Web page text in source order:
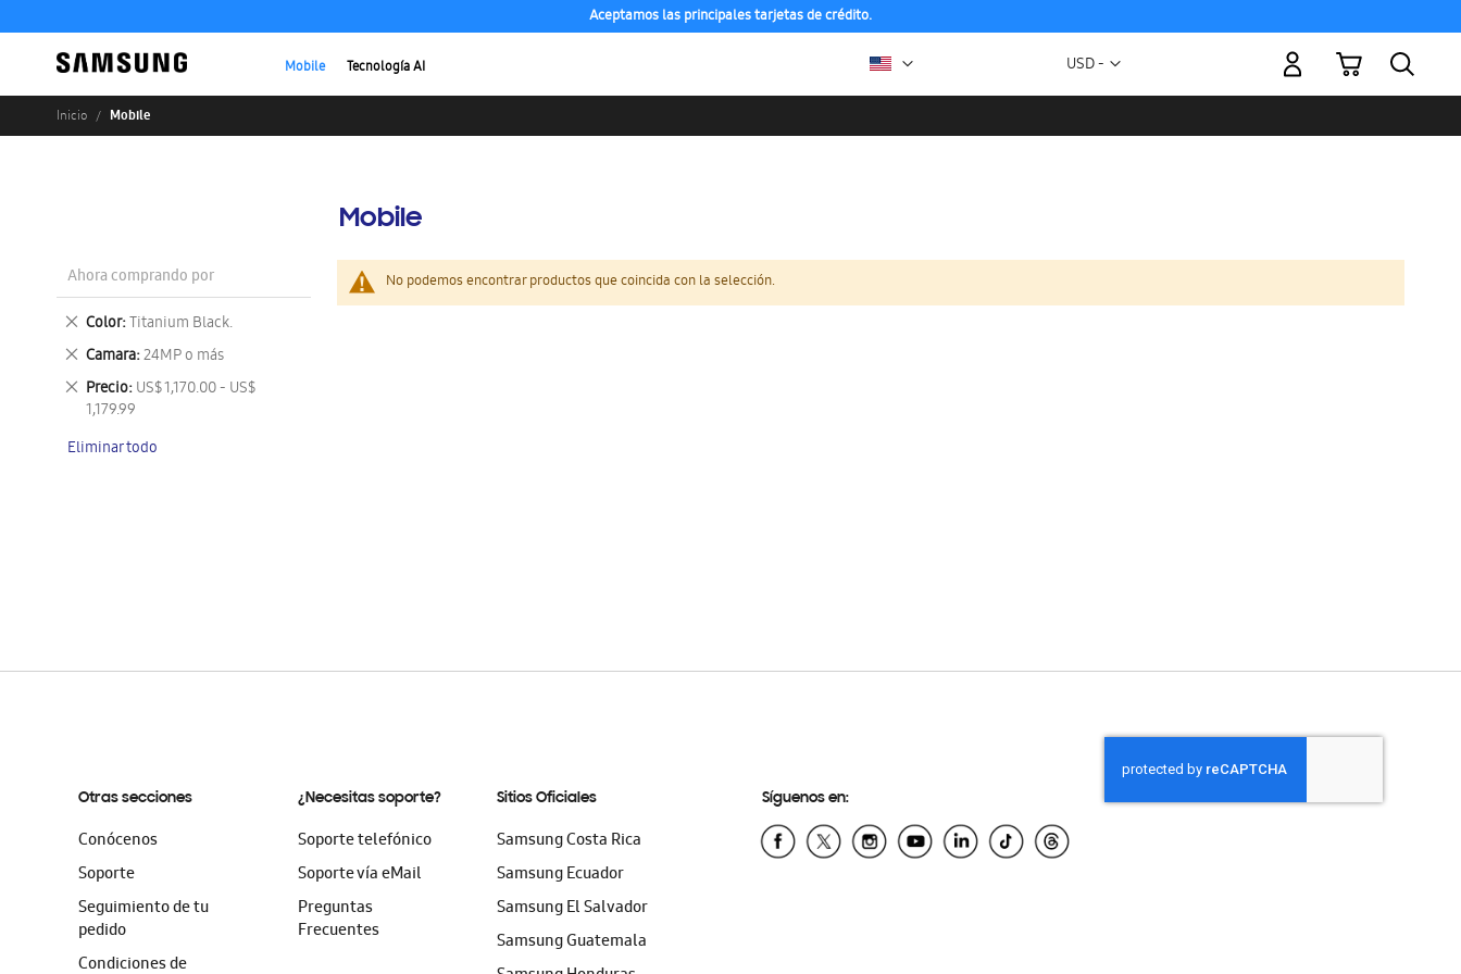
Aceptamos las principales tarjetas de crédito.
Mobile Tecnología AI Moneda
USD -
Mi carrito
Inicio Mobile
Mobile
No podemos encontrar productos que coincida con la selección.
Ahora comprando por
Color Titanium Black.
Eliminar
este
artículo
Camara 24MP o más
Eliminar
este
artículo
Precio US$ 1,170.00 - US$
1,179.99
Eliminar
este
Eliminar todo
Otras secciones
Conócenos
Soporte
Seguimiento de tu
pedido
Condiciones de
¿Necesitas soporte?
Soporte telefónico
Soporte vía eMail
Preguntas
Frecuentes
Sitios Oficiales
Samsung Costa Rica
Samsung Ecuador
Samsung El Salvador
Samsung Guatemala
Síguenos en: